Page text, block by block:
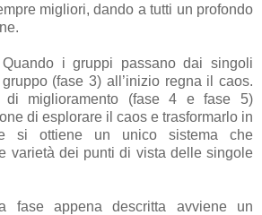
migliori, dando a tutti un profondo
Quando i gruppi passano dai singoli
(fase 3) all’inizio regna il caos.
di miglioramento (fase 4 e fase 5)
di esplorare il caos e trasformarlo in
si ottiene un unico sistema che
varietà dei punti di vista delle singole
fase appena descritta avviene un